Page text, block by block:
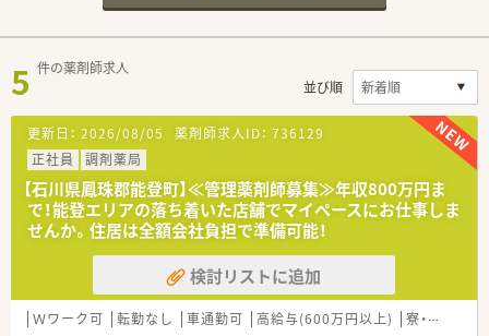
5 件の薬剤師求人
並び順
更新日： 2026/08/05 薬剤師求人ID： 736129
正社員
調剤薬局
【石川県鳳珠郡能登町】≪管理薬剤師募集≫年収800万円ま
で！能登エリアの落ち着いた店舗でマイペースにお仕事しま
せんか。住居は全額会社負担で準備可能！
検討リストに追加
Ｗワーク可 転勤なし 車通勤可 高給与(600万円以上) 寮・借上社宅あり